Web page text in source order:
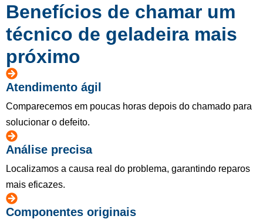
Benefícios de chamar um
técnico de geladeira mais
próximo
Atendimento ágil
Comparecemos em poucas horas depois do chamado para
solucionar o defeito.
Análise precisa
Localizamos a causa real do problema, garantindo reparos
mais eficazes.
Componentes originais